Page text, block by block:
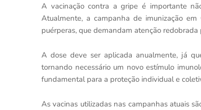
A vacinação contra a gripe é importante
Atualmente, a campanha de imunização em
puérperas, que demandam atenção
A dose deve ser aplicada anualmente, já
tornando necessário um novo estímulo
fundamental para a proteção individual e
As vacinas utilizadas nas campanhas atuais